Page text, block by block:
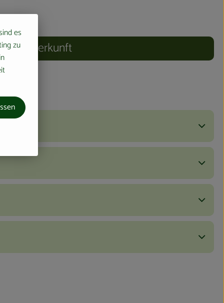
Herkunft
es
zu